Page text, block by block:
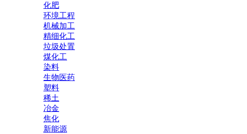
化肥
环境工程
机械加工
精细化工
垃圾处置
煤化工
染料
生物医药
塑料
稀土
冶金
焦化
新能源